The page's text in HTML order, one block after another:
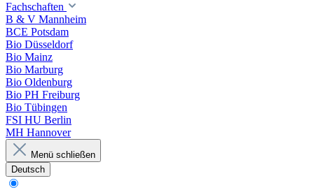
Fachschaften
B & V Mannheim
BCE Potsdam
Bio Düsseldorf
Bio Mainz
Bio Marburg
Bio Oldenburg
Bio PH Freiburg
Bio Tübingen
FSI HU Berlin
MH Hannover
Menü schließen
Deutsch